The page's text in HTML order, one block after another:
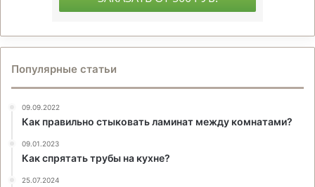
Популярные статьи
09.09.2022
Как правильно стыковать ламинат между комнатами?
09.01.2023
Как спрятать трубы на кухне?
25.07.2024